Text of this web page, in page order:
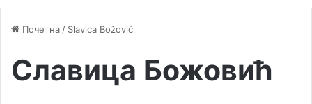
Почетна / Slavica Božović
Славица Божовић